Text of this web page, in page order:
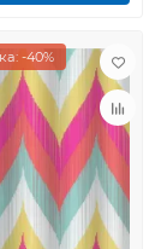
-40%